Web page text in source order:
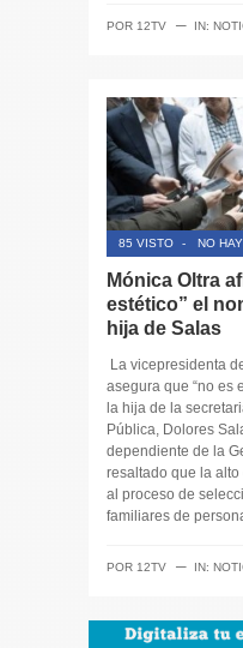
POR 12TV ─ IN:
85 VISTO - NO
Mónica Oltra
estético” el
hija de Salas
La vicepresidenta
asegura que “no es
la hija de la
Pública, Dolores
dependiente de la
resaltado que la
al proceso de
familiares de
POR 12TV ─ IN: